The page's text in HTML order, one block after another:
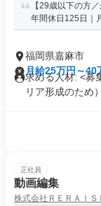
【29歳以下の方
年間休日125日｜
福岡県嘉麻市
月給25万円～40
求める人材: <募
リア形成のため
正社員
動画編集
株式会社ＲＥＲＡＩＳ